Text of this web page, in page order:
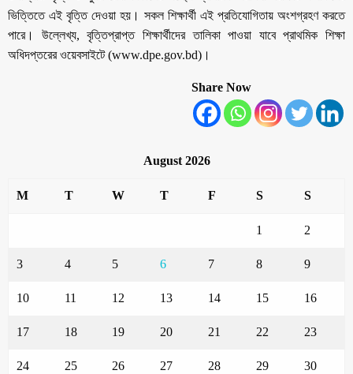
ভিত্তিতে এই বৃত্তি দেওয়া হয়। সকল শিক্ষার্থী এই প্রতিযোগিতায় অংশগ্রহণ করতে
পারে। উল্লেখ্য, বৃত্তিপ্রাপ্ত শিক্ষার্থীদের তালিকা পাওয়া যাবে প্রাথমিক শিক্ষা
অধিদপ্তরের ওয়েবসাইটে (www.dpe.gov.bd)।
Share Now
August 2026
M T W T F S S
1 2
3 4 5 6 7 8 9
10 11 12 13 14 15 16
17 18 19 20 21 22 23
24 25 26 27 28 29 30